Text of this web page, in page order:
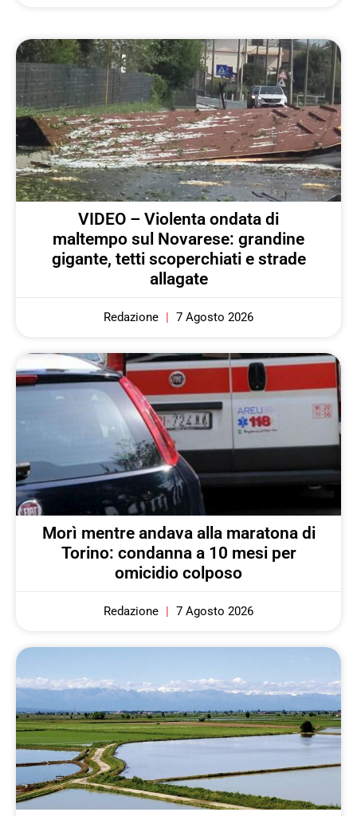
VIDEO – Violenta ondata di
maltempo sul Novarese: grandine
gigante, tetti scoperchiati e strade
allagate
Redazione 7 Agosto 2026
Morì mentre andava alla maratona di
Torino: condanna a 10 mesi per
omicidio colposo
Redazione 7 Agosto 2026